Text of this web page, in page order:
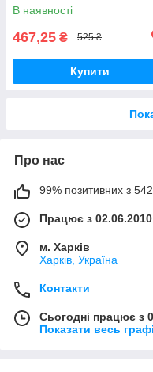
В наявності
467,25 ₴ 525 ₴
Купити
Про нас
99% позитивних з 542
Працює з 02.06.2010
м. Харків
Харків, Україна
Контакти
Сьогодні працює з
Показати весь